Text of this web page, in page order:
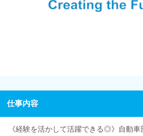
仕事内容
《経験を活かして活躍できる◎》自動